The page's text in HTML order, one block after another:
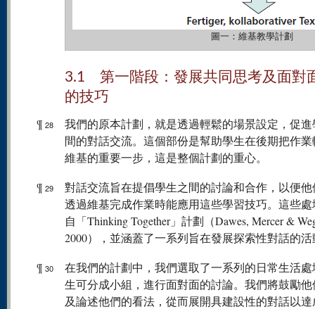
圖一：維基教學計劃
3.1 第一階段：發展共同思考及面對
的技巧
¶ 28
我們的原本計劃，就是透過輕鬆的場景設定，促
間的對話交流。這個部份是幫助學生在後期把作
維基的重要一步，這是整個計劃的重心。
¶ 29
對話交流旨在提倡學生之間的討論和合作，以便
透過維基完成作業時能應用這些學習技巧。這些
自「Thinking Together」計劃（Dawes, Mercer &
2000），並涵蓋了一系列旨在發展探索性對話的
¶ 30
在我們的計劃中，我們選取了一系列的日常生活
生可分成小組，進行面對面的討論。我們將鼓勵
及論述他們的看法，從而展開具建設性的對話以達